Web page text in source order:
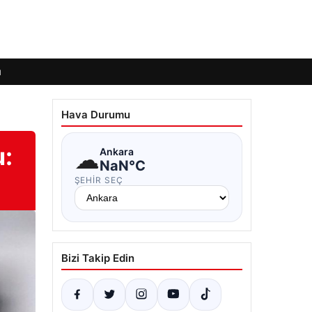
Hava Durumu
☁Ankara
NaN°C
ŞEHIR SEÇ
Bizi Takip Edin